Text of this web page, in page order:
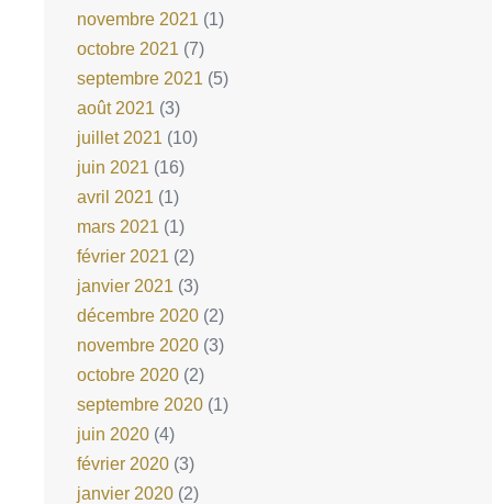
novembre 2021 (1)
octobre 2021 (7)
septembre 2021 (5)
août 2021 (3)
juillet 2021 (10)
juin 2021 (16)
avril 2021 (1)
mars 2021 (1)
février 2021 (2)
janvier 2021 (3)
décembre 2020 (2)
novembre 2020 (3)
octobre 2020 (2)
septembre 2020 (1)
juin 2020 (4)
février 2020 (3)
janvier 2020 (2)